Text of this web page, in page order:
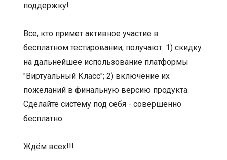
поддержку!
Все, кто примет активное участие в
бесплатном тестировании, получают: 1) скидку
на дальнейшее использование платформы
"Виртуальный Класс"; 2) включение их
пожеланий в финальную версию продукта.
Сделайте систему под себя - совершенно
бесплатно.
Ждём всех!!!